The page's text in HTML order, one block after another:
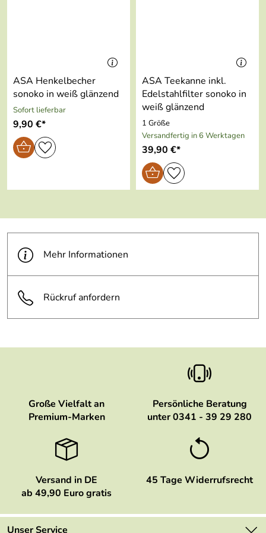
Material:
Porzellan
Geeignet für
Spülmaschine:
ja
Geeignet für
Backofen:
Mikrowelle:
Geeignet für
Gefriertruhe:
ja
Im
ja
Verifizierte Bewertung
formschöne Untertasse zu den ebenfalls schönen
Kaffeebechern
Kaufdatum: 25.11.2025
Bewertungsdatum: 12.12.2025
ASA Henkelbecher
sonoko in weiß glänzend
Sofort lieferbar
9,90 €*
ASA Teekanne inkl.
Edelstahlfilter sonoko in
weiß glänzend
1 Größe
Versandfertig in 6 Werktagen
39,90 €*
Mehr Informationen
Rückruf anfordern
Große Vielfalt an
Premium-Marken
Persönliche Beratung
unter 0341 - 39 29 280
Versand in DE
ab 49,90 Euro gratis
45 Tage Widerrufsrecht
Unser Service